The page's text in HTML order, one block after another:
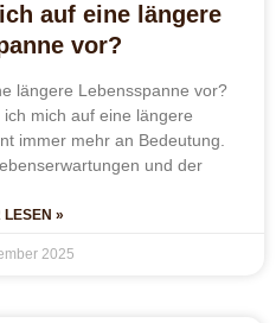
auf eine längere
vor?
längere Lebensspanne vor?
mich auf eine längere
immer mehr an Bedeutung.
und der
LESEN »
2025